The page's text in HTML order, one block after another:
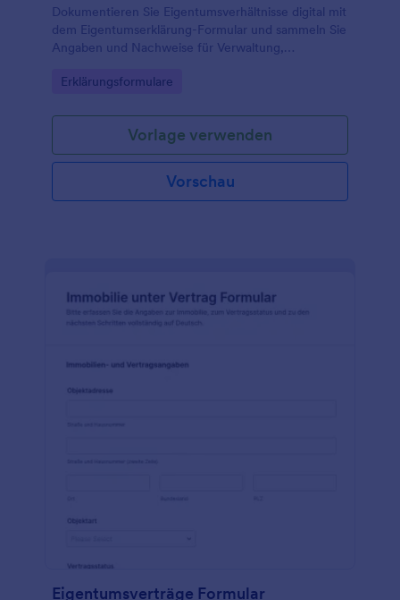
Dokumentieren Sie Eigentumsverhältnisse digital mit
dem Eigentumserklärung-Formular und sammeln Sie
Angaben und Nachweise für Verwaltung,
Unternehmensabläufe als Online-Formular in
Go to Category:
Erklärungsformulare
Vorlage verwenden
Vorschau
Eigentumsverträge Formular